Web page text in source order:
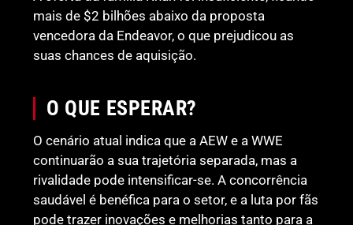
mais de $2 bilhões abaixo da proposta
vencedora da Endeavor, o que prejudicou as
suas chances de aquisição.
O QUE ESPERAR?
O cenário atual indica que a AEW e a WWE
continuarão a sua trajetória separada, mas a
rivalidade pode intensificar-se. A concorrência
saudável é benéfica para o setor, e a luta por fãs
pode trazer inovações e melhorias tanto para a